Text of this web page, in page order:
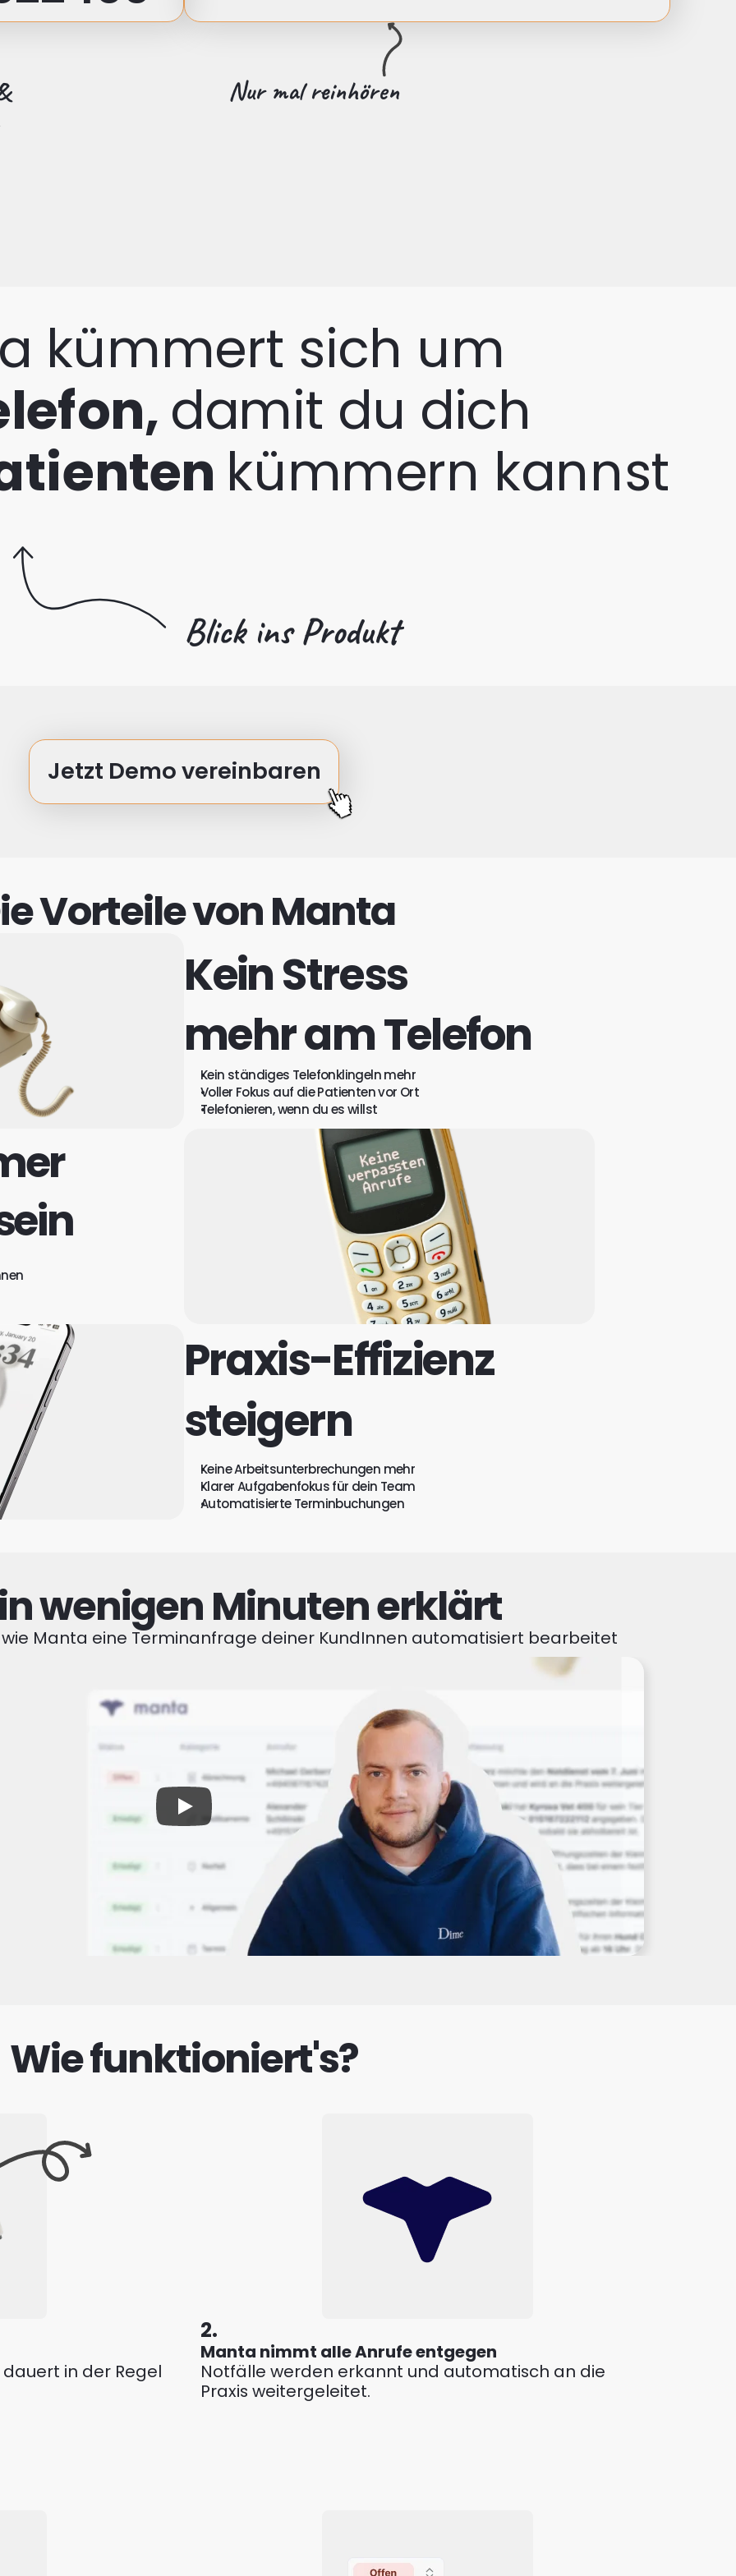
Nur mal reinhören
kümmert sich um
damit du dich
kümmern kannst
Blick ins Produkt
Jetzt Demo vereinbaren
Vorteile von Manta
Kein Stress
mehr am Telefon
Kein ständiges Telefonklingeln mehr
Voller Fokus auf die Patienten vor Ort
Telefonieren, wenn du es willst
Praxis-Effizienz
steigern
Keine Arbeitsunterbrechungen mehr
Klarer Aufgabenfokus für dein Team
Automatisierte Terminbuchungen
wenigen Minuten erklärt
wie Manta eine Terminanfrage deiner KundInnen automatisiert bearbeitet
Wie funktioniert's?
in der Regel
2.
Manta nimmt alle Anrufe entgegen
Notfälle werden erkannt und automatisch an die
Praxis weitergeleitet.